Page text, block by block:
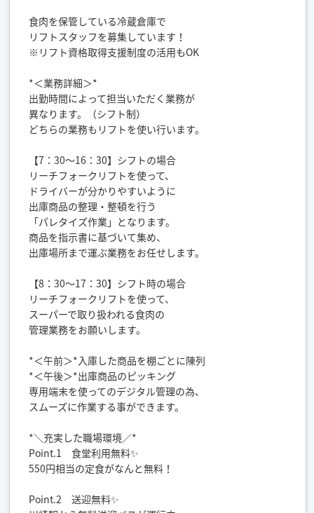
食肉を保管している冷蔵倉庫で
リフトスタッフを募集しています！
※リフト資格取得支援制度の活用もOK
*＜業務詳細＞*
出勤時間によって担当いただく業務が
異なります。（シフト制）
どちらの業務もリフトを使い行います。
【7：30～16：30】シフトの場合
リーチフォークリフトを使って、
ドライバーが分かりやすいように
出庫商品の整理・整頓を行う
「パレタイズ作業」となります。
商品を指示書に基づいて集め、
出庫場所まで運ぶ業務をお任せします。
【8：30～17：30】シフト時の場合
リーチフォークリフトを使って、
スーパーで取り扱われる食肉の
管理業務をお願いします。
*＜午前＞*入庫した商品を棚ごとに陳列
*＜午後＞*出庫商品のピッキング
専用端末を使ってのデジタル管理の為、
スムーズに作業する事ができます。
*＼充実した職場環境／*
Point.1 食堂利用無料✨
550円相当の定食がなんと無料！
Point.2 送迎無料✨